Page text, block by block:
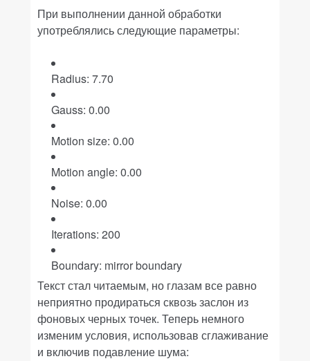
При выполнении данной обработки
употреблялись следующие параметры:
Radius: 7.70
Gauss: 0.00
Motion size: 0.00
Motion angle: 0.00
Noise: 0.00
Iterations: 200
Boundary: mirror boundary
Текст стал читаемым, но глазам все равно
неприятно продираться сквозь заслон из
фоновых черных точек. Теперь немного
изменим условия, использовав сглаживание
и включив подавление шума: